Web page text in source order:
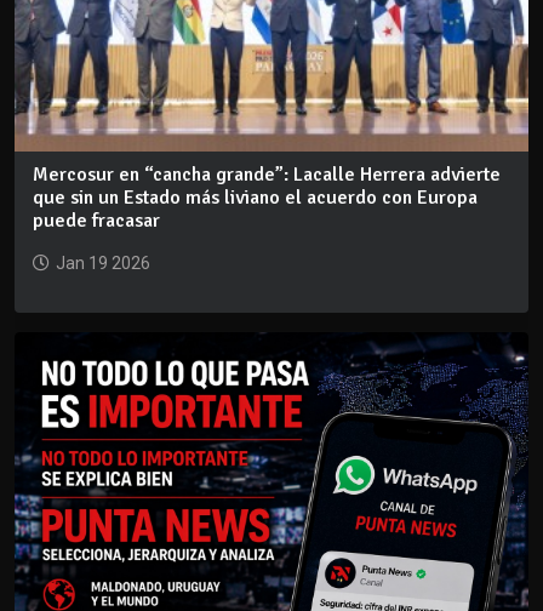
Mercosur en “cancha grande”: Lacalle Herrera advierte
que sin un Estado más liviano el acuerdo con Europa
puede fracasar
Jan 19 2026